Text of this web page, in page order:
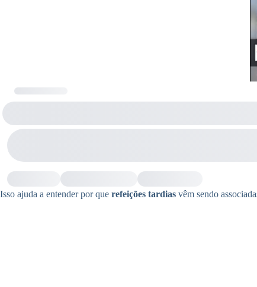
Isso ajuda a entender por que refeições tardias vêm sendo